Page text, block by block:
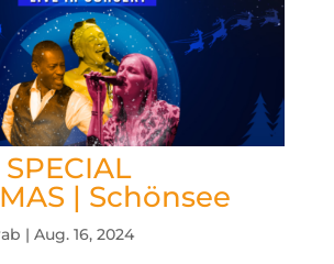
| Schönsee
| Aug. 16, 2024